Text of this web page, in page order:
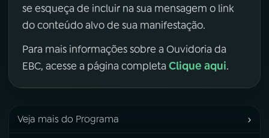
se esqueça de incluir na sua mensagem o link
do conteúdo alvo de sua manifestação.
Para mais informações sobre a Ouvidoria da
EBC, acesse a página completa Clique aqui.
Veja mais do Programa ›